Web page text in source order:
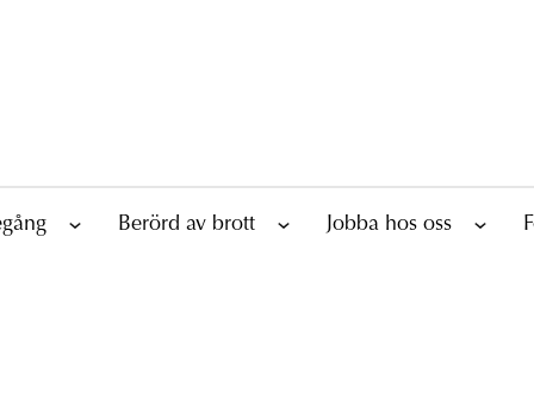
Berörd av brott Jobba hos oss